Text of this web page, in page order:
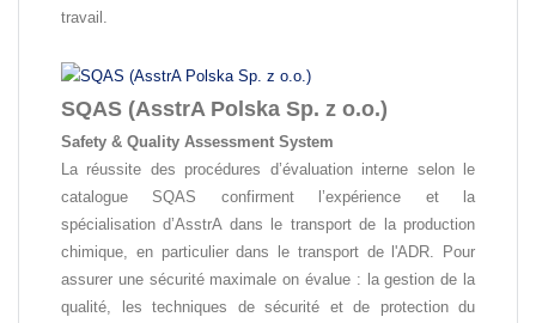
travail.
SQAS (AsstrA Polska Sp. z o.o.)
Safety & Quality Assessment System
La réussite des procédures d’évaluation interne selon le
catalogue SQAS confirment l’expérience et la
spécialisation d’AsstrA dans le transport de la production
chimique, en particulier dans le transport de l'ADR. Pour
assurer une sécurité maximale on évalue : la gestion de la
qualité, les techniques de sécurité et de protection du